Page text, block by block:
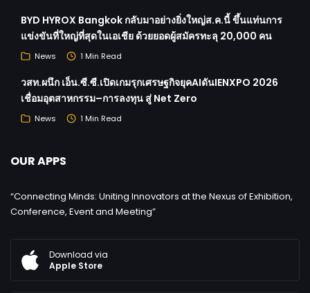
BYD HYROX Bangkok กลับมาอย่างยิ่งใหญ่ส.ค.นี้ ขึ้นแท่นการ
แข่งขันที่ใหญ่ที่สุดในเอเชีย ด้วยยอดผู้สมัครทะลุ 20,000 คน
News 1 Min Read
วสท.ผนึก เอ็น.ซี.ซี.เปิดเกมรุกเศรษฐกิจยุคAIดันIENXPO 2026
เชื่อมอุตสาหกรรม–การลงทุน สู่ Net Zero
News 1 Min Read
OUR APPS
“Connecting Minds: Uniting Innovators at the Nexus of Exhibition,
Conference, Event and Meeting”
Download via
Apple Store